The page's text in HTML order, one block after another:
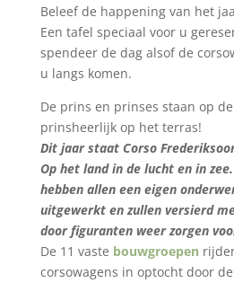
Beleef de happening van het
Een tafel speciaal voor u
spendeer de dag alsof de
u langs komen.
De prins en prinses staan op
prinsheerlijk op het terras!
Dit jaar staat Corso
Op het land in de lucht en in
hebben allen een eigen
uitgewerkt en zullen versierd
door figuranten weer zorgen
De 11 vaste bouwgroepen
corsowagens in optocht door